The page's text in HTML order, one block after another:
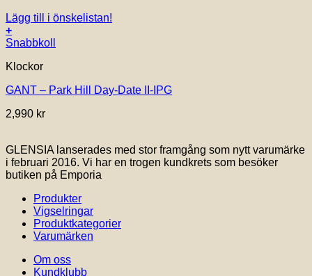
Lägg till i önskelistan!
+
Snabbkoll
Klockor
GANT – Park Hill Day-Date II-IPG
2,990 kr
GLENSIA lanserades med stor framgång som nytt varumärke
i februari 2016. Vi har en trogen kundkrets som besöker
butiken på Emporia
Produkter
Vigselringar
Produktkategorier
Varumärken
Om oss
Kundklubb